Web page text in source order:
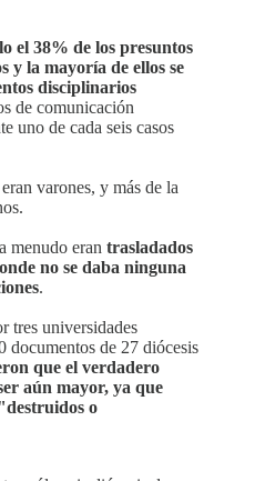
el 38% de los presuntos
y la mayoría de ellos se
disciplinarios
de comunicación
uno de cada seis casos
varones, y más de la
menudo eran trasladados
no se daba ninguna
.
tres universidades
documentos de 27 diócesis
que el verdadero
aún mayor, ya que
o